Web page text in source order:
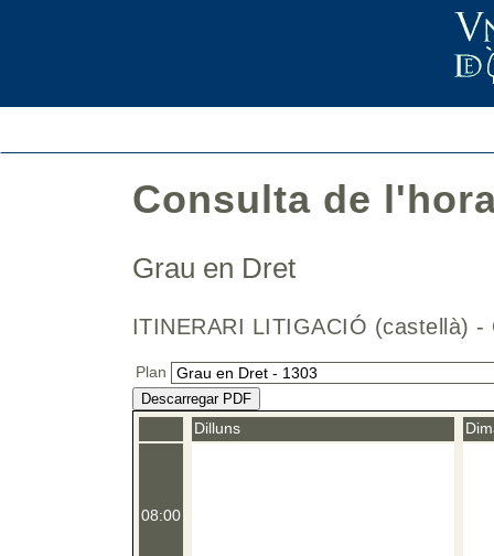
Consulta de
Grau en Dret
ITINERARI LITIGACIÓ
Plan
Descarregar PDF
08:00
Dilluns